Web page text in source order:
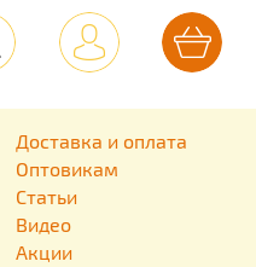
Доставка и оплата
Оптовикам
Статьи
Видео
Акции